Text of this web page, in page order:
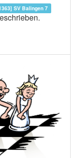
SV Balingen 7